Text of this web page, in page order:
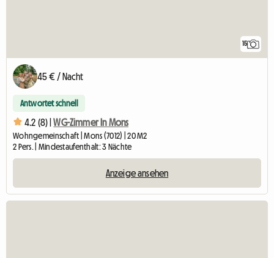
15
45 € / Nacht
Antwortet schnell
4.2 (8) | WG-Zimmer In Mons
Wohngemeinschaft | Mons (7012) | 20 M2
2 Pers. | Mindestaufenthalt: 3 Nächte
Anzeige ansehen